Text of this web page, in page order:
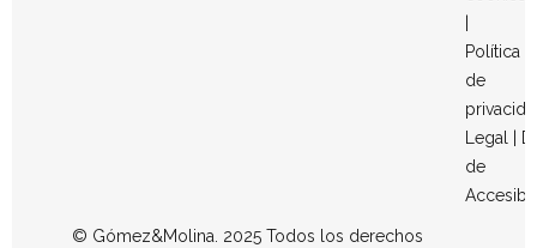
Política
de
Legal
de
© Gómez&Molina. 2025 Todos los derechos